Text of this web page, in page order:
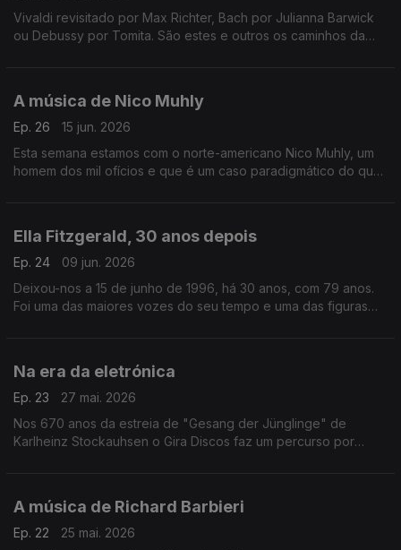
Vivaldi revisitado por Max Richter, Bach por Julianna Barwick
ou Debussy por Tomita. São estes e outros os caminhos da
A música de Nico Muhly
Ep. 26
15 jun. 2026
Esta semana estamos com o norte-americano Nico Muhly, um
homem dos mil ofícios e que é um caso paradigmático do que
Ella Fitzgerald, 30 anos depois
Ep. 24
09 jun. 2026
Deixou-nos a 15 de junho de 1996, há 30 anos, com 79 anos.
Foi uma das maiores vozes do seu tempo e uma das figuras
Na era da eletrónica
Ep. 23
27 mai. 2026
Nos 670 anos da estreia de "Gesang der Jünglinge" de
Karlheinz Stockauhsen o Gira Discos faz um percurso por
A música de Richard Barbieri
Ep. 22
25 mai. 2026